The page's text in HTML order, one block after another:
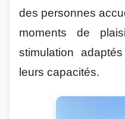
des personnes
moments de
stimulation
leurs capacités.